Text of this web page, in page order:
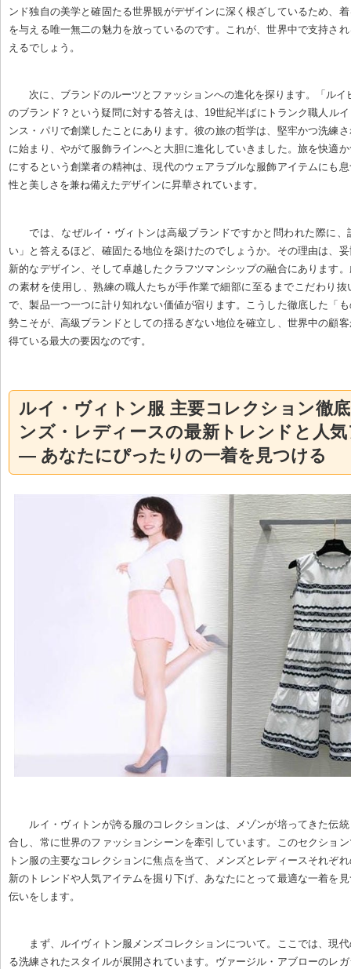
ンド独自の美学と確固たる世界観がデザインに深く根ざしているため、
を与える唯一無二の魅力を放っているのです。これが、世界中で支持さ
えるでしょう。
次に、ブランドのルーツとファッションへの進化を探ります。「ルイ
のブランド？という疑問に対する答えは、19世紀半ばにトランク職人ル
ンス・パリで創業したことにあります。彼の旅の哲学は、堅牢かつ洗練
に始まり、やがて服飾ラインへと大胆に進化していきました。旅を快適
にするという創業者の精神は、現代のウェアラブルな服飾アイテムにも
性と美しさを兼ね備えたデザインに昇華されています。
では、なぜルイ・ヴィトンは高級ブランドですかと問われた際に、
い」と答えるほど、確固たる地位を築けたのでしょうか。その理由は、
新的なデザイン、そして卓越したクラフツマンシップの融合にあります
の素材を使用し、熟練の職人たちが手作業で細部に至るまでこだわり抜
で、製品一つ一つに計り知れない価値が宿ります。こうした徹底した「
勢こそが、高級ブランドとしての揺るぎない地位を確立し、世界中の顧
得ている最大の要因なのです。
ルイ・ヴィトン服 主要コレクション徹
ンズ・レディースの最新トレンドと人
— あなたにぴったりの一着を見つける
ルイ・ヴィトンが誇る服のコレクションは、メゾンが培ってきた伝
合し、常に世界のファッションシーンを牽引しています。このセクショ
トン服の主要なコレクションに焦点を当て、メンズとレディースそれぞ
新のトレンドや人気アイテムを掘り下げ、あなたにとって最適な一着を
伝いをします。
まず、ルイヴィトン服メンズコレクションについて。ここでは、現
る洗練されたスタイルが展開されています。ヴァージル・アブローのレ